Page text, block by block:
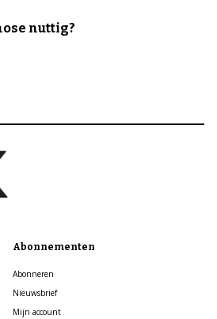
nuttig?
Abonnementen
Abonneren
Nieuwsbrief
Mijn account